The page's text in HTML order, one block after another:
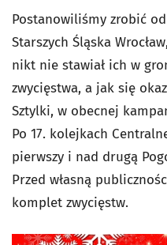
Postanowiliśmy zrobić
Starszych Śląska
nikt nie stawiał ich w
zwycięstwa, a jak się
Sztylki, w obecnej
Po 17. kolejkach
pierwszy i nad drugą
Przed własną
komplet zwycięstw.